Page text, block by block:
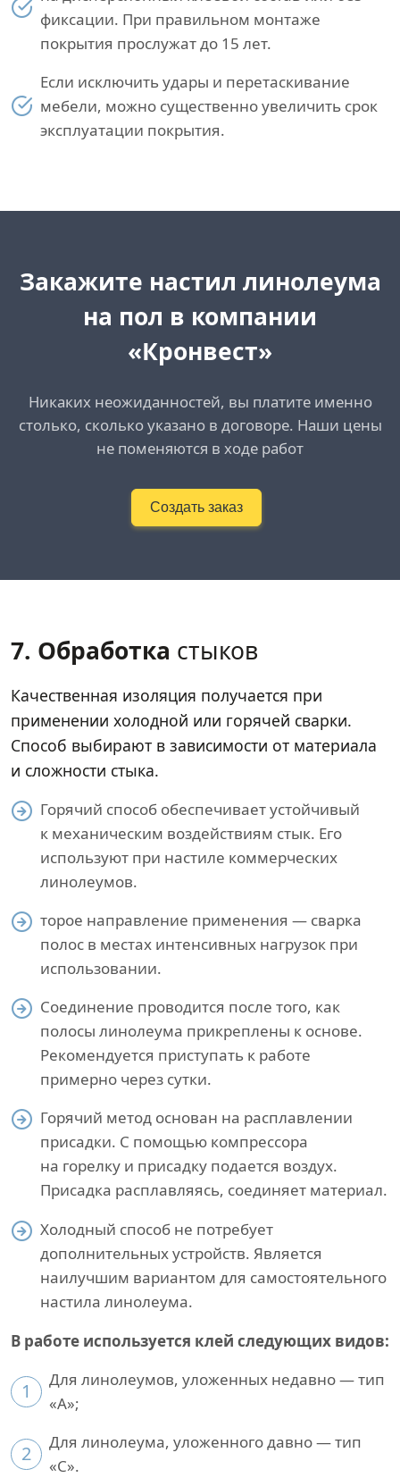
фиксации. При правильном монтаже
покрытия прослужат до 15 лет.
Если исключить удары и перетаскивание
мебели, можно существенно увеличить срок
эксплуатации покрытия.
Закажите настил линолеума
на пол в компании
«Кронвест»
Никаких неожиданностей, вы платите именно
столько, сколько указано в договоре. Наши цены
не поменяются в ходе работ
Создать заказ
7. Обработка стыков
Качественная изоляция получается при
применении холодной или горячей сварки.
Способ выбирают в зависимости от материала
и сложности стыка.
Горячий способ обеспечивает устойчивый
к механическим воздействиям стык. Его
используют при настиле коммерческих
линолеумов.
торое направление применения — сварка
полос в местах интенсивных нагрузок при
использовании.
Соединение проводится после того, как
полосы линолеума прикреплены к основе.
Рекомендуется приступать к работе
примерно через сутки.
Горячий метод основан на расплавлении
присадки. С помощью компрессора
на горелку и присадку подается воздух.
Присадка расплавляясь, соединяет материал.
Холодный способ не потребует
дополнительных устройств. Является
наилучшим вариантом для самостоятельного
настила линолеума.
В работе используется клей следующих видов:
1
Для линолеумов, уложенных недавно — тип
«A»;
2
Для линолеума, уложенного давно — тип
«С».